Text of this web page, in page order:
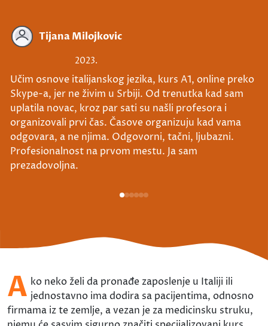
Tijana Milojkovic
2023.
Učim osnove italijanskog jezika, kurs A1, online preko
Skype-a, jer ne živim u Srbiji. Od trenutka kad sam
uplatila novac, kroz par sati su našli profesora i
organizovali prvi čas. Časove organizuju kad vama
odgovara, a ne njima. Odgovorni, tačni, ljubazni.
Profesionalnost na prvom mestu. Ja sam
prezadovoljna.
A ko neko želi da pronađe zaposlenje u Italiji ili
jednostavno ima dodira sa pacijentima, odnosno
firmama iz te zemlje, a vezan je za medicinsku struku,